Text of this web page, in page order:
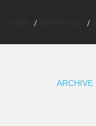
ARCHIVE